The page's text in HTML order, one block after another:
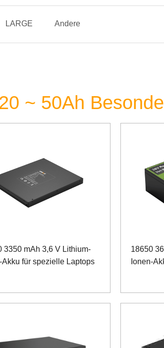
LARGE Andere
~ 50Ah
3350 mAh 3,6 V Lithium-
Akku für spezielle Laptops
18650
Ionen-